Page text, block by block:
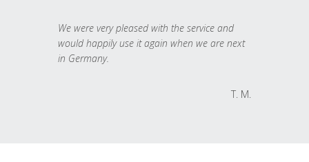
We were very pleased with the service and
would happily use it again when we are next
in Germany.
T. M.